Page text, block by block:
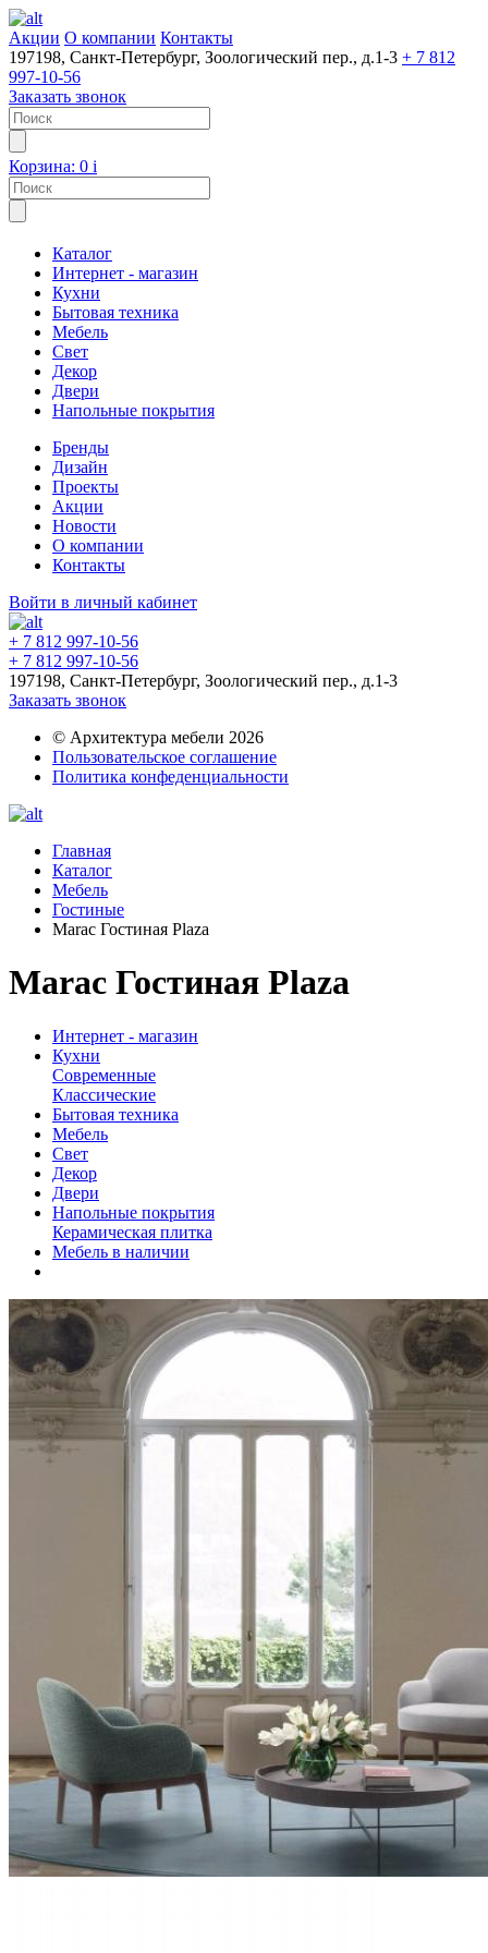
Акции О компании Контакты
197198, Санкт-Петербург, Зоологический пер., д.1-3 + 7 812
997-10-56
Заказать звонок
Корзина: 0 i
Каталог
Интернет - магазин
Кухни
Бытовая техника
Мебель
Свет
Декор
Двери
Напольные покрытия
Бренды
Дизайн
Проекты
Акции
Новости
О компании
Контакты
Войти в личный кабинет
+ 7 812 997-10-56
+ 7 812 997-10-56
197198, Санкт-Петербург, Зоологический пер., д.1-3
Заказать звонок
© Архитектура мебели 2026
Пользовательское соглашение
Политика конфеденциальности
Главная
Каталог
Мебель
Гостиные
Marac Гостиная Plaza
Marac Гостиная Plaza
Интернет - магазин
Кухни
Современные
Классические
Бытовая техника
Мебель
Свет
Декор
Двери
Напольные покрытия
Керамическая плитка
Мебель в наличии